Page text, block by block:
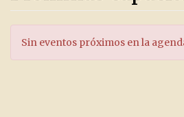
Sin eventos próximos en la